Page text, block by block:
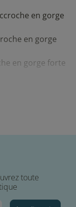
en gorge
en gorge
en gorge forte
Les
Original sont
toute